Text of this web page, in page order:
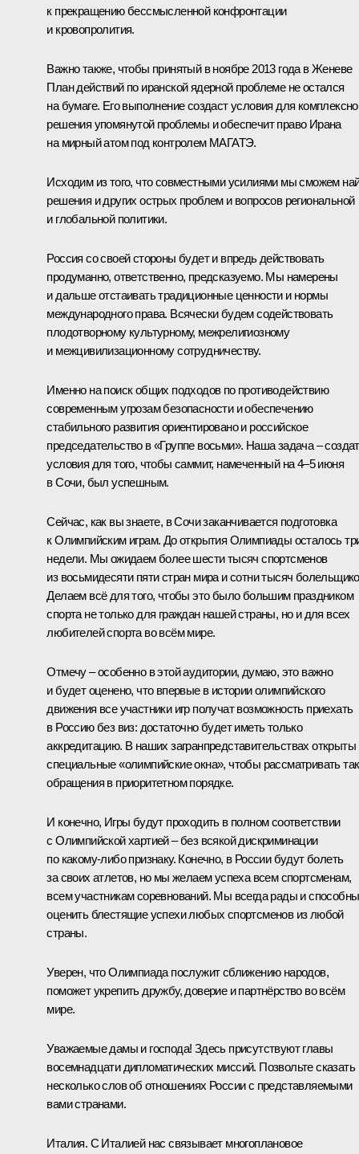
к прекращению бессмысленной конфронтации
и кровопролития.
Важно также, чтобы принятый в ноябре 2013 года в Женеве
План действий по иранской ядерной проблеме не остался
на бумаге. Его выполнение создаст условия для
решения упомянутой проблемы и обеспечит право Ирана
на мирный атом под контролем МАГАТЭ.
Исходим из того, что совместными усилиями мы сможем
решения и других острых проблем и вопросов региональной
и глобальной политики.
Россия со своей стороны будет и впредь действовать
продуманно, ответственно, предсказуемо. Мы намерены
и дальше отстаивать традиционные ценности и нормы
международного права. Всячески будем содействовать
плодотворному культурному, межрелигиозному
и межцивилизационному сотрудничеству.
Именно на поиск общих подходов по противодействию
современным угрозам безопасности и обеспечению
стабильного развития ориентировано и российское
председательство в«Группе восьми». Наша задача –
условия для того, чтобы саммит, намеченный на 4–5 июня
в Сочи, был успешным.
Сейчас, как вы знаете, в Сочи заканчивается подготовка
к Олимпийским играм. До открытия Олимпиады осталось
недели. Мы ожидаем более шести тысяч спортсменов
из восьмидесяти пяти стран мира и сотни тысяч
Делаем всё для того, чтобы это было большим праздником
спорта не только для граждан нашей страны, но и для всех
любителей спорта во всём мире.
Отмечу – особенно в этой аудитории, думаю, это важно
и будет оценено, что впервые в истории олимпийского
движения все участники игр получат возможность приехать
в Россию без виз: достаточно будет иметь только
аккредитацию. В наших загранпредставительствах открыты
специальные «олимпийские окна», чтобы рассматривать
обращения в приоритетном порядке.
И конечно, Игры будут проходить в полном соответствии
с Олимпийской хартией – без всякой дискриминации
по какому‑либо признаку. Конечно, в России будут болеть
за своих атлетов, но мы желаем успеха всем спортсменам,
всем участникам соревнований. Мы всегда рады и способны
оценить блестящие успехи любых спортсменов из любой
страны.
Уверен, что Олимпиада послужит сближению народов,
поможет укрепить дружбу, доверие и партнёрство во всём
мире.
Уважаемые дамы и господа! Здесь присутствуют главы
восемнадцати дипломатических миссий. Позвольте сказать
несколько слов об отношениях России с представляемыми
вами странами.
Италия. С Италией нас связывает многоплановое